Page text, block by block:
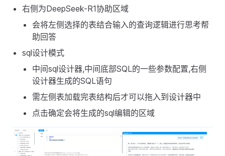
右侧为DeepSeek-R1协助区域
会将左侧选择的表结合输入的查询逻辑进行思考帮
助回答
sql设计模式
中间sql设计器,中间底部SQL的一些参数配置,右侧
设计器生成的SQL语句
需左侧表加载完表结构后才可以拖入到设计器中
点击确定会将生成的sql编辑的区域